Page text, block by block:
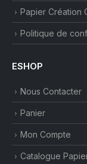
Papier Création
Politique de
ESHOP
Nous Contacter
Panier
Mon Compte
Catalogue